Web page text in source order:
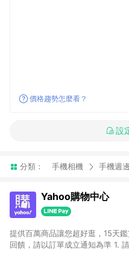
價格趨勢怎麼看？
設
分類： 手機相機 手機週邊
Yahoo購物中心
提供百萬商品讓您超好逛，15天
回饋，請以訂單成立通知為準 1. 請注意以下品類商品均無回饋：